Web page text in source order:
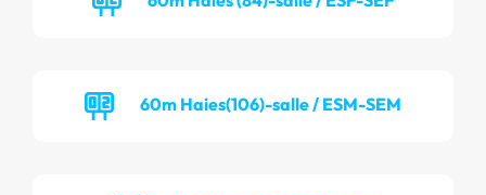
60m Haies(106)-salle / ESM-SEM